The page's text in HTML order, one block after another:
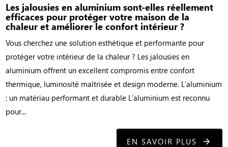
Les jalousies en aluminium sont-elles réellement
efficaces pour protéger votre maison de la
chaleur et améliorer le confort intérieur ?
Vous cherchez une solution esthétique et performante pour
protéger votre intérieur de la chaleur ? Les jalousies en
aluminium offrent un excellent compromis entre confort
thermique, luminosité maîtrisée et design moderne. L’aluminium
: un matériau performant et durable L’aluminium est reconnu
pour...
EN SAVOIR PLUS